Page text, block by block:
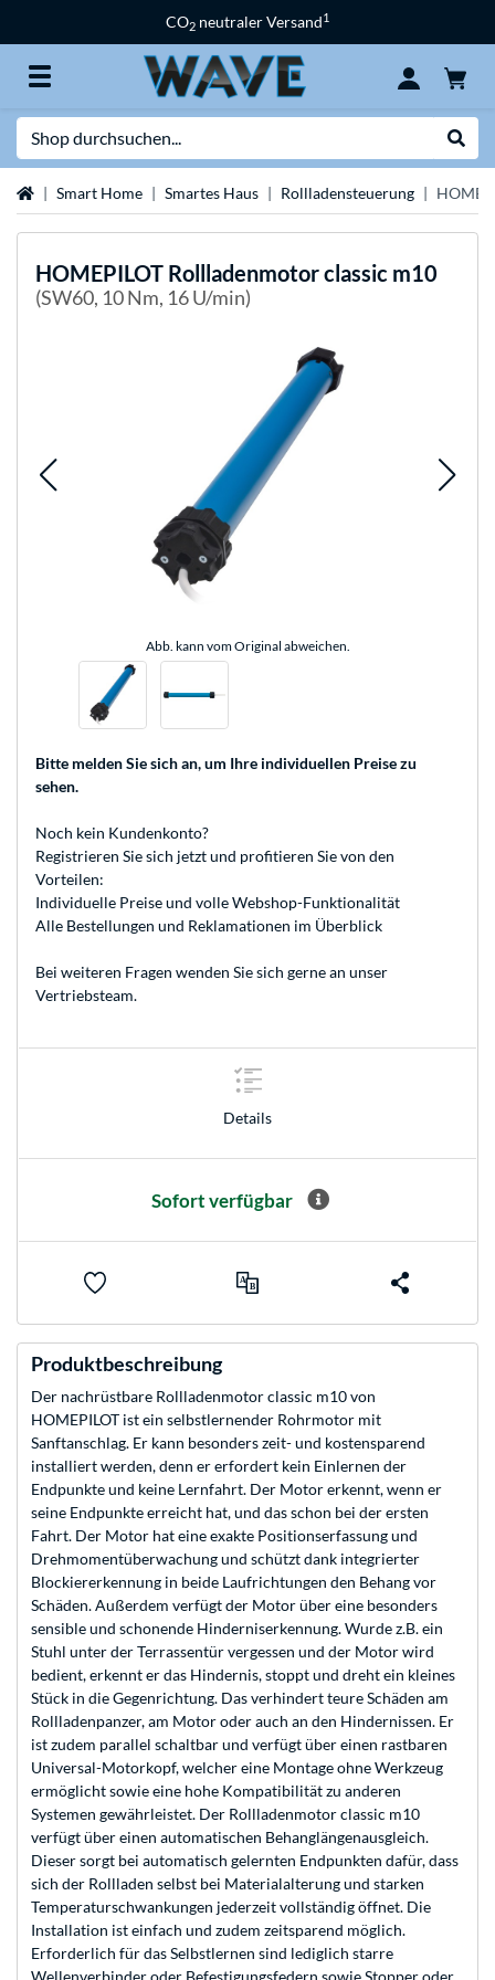
CO2 neutraler Versand1
StartseiteSmart Home Smartes Haus Rollladensteuerung
HOMEPILOT Rollladenmotor classic m10
(SW60, 10 Nm, 16 U/min)
Abb. kann vom Original abweichen.
Bitte melden Sie sich an, um Ihre individuellen Preise zu
sehen.
Noch kein Kundenkonto?
Registrieren Sie sich jetzt und profitieren Sie von den
Vorteilen:
Individuelle Preise und volle Webshop-Funktionalität
Alle Bestellungen und Reklamationen im Überblick
Bei weiteren Fragen wenden Sie sich gerne an unser
Vertriebsteam.
Details
Sofort verfügbar
Produktbeschreibung
Der nachrüstbare Rollladenmotor classic m10 von
HOMEPILOT ist ein selbstlernender Rohrmotor mit
Sanftanschlag. Er kann besonders zeit- und kostensparend
installiert werden, denn er erfordert kein Einlernen der
Endpunkte und keine Lernfahrt. Der Motor erkennt, wenn er
seine Endpunkte erreicht hat, und das schon bei der ersten
Fahrt. Der Motor hat eine exakte Positionserfassung und
Drehmomentüberwachung und schützt dank integrierter
Blockiererkennung in beide Laufrichtungen den Behang vor
Schäden. Außerdem verfügt der Motor über eine besonders
sensible und schonende Hinderniserkennung. Wurde z.B. ein
Stuhl unter der Terrassentür vergessen und der Motor wird
bedient, erkennt er das Hindernis, stoppt und dreht ein kleines
Stück in die Gegenrichtung. Das verhindert teure Schäden am
Rollladenpanzer, am Motor oder auch an den Hindernissen. Er
ist zudem parallel schaltbar und verfügt über einen rastbaren
Universal-Motorkopf, welcher eine Montage ohne Werkzeug
ermöglicht sowie eine hohe Kompatibilität zu anderen
Systemen gewährleistet. Der Rollladenmotor classic m10
verfügt über einen automatischen Behanglängenausgleich.
Dieser sorgt bei automatisch gelernten Endpunkten dafür, dass
sich der Rollladen selbst bei Materialalterung und starken
Temperaturschwankungen jederzeit vollständig öffnet. Die
Installation ist einfach und zudem zeitsparend möglich.
Erforderlich für das Selbstlernen sind lediglich starre
Wellenverbinder oder Befestigungsfedern sowie Stopper oder